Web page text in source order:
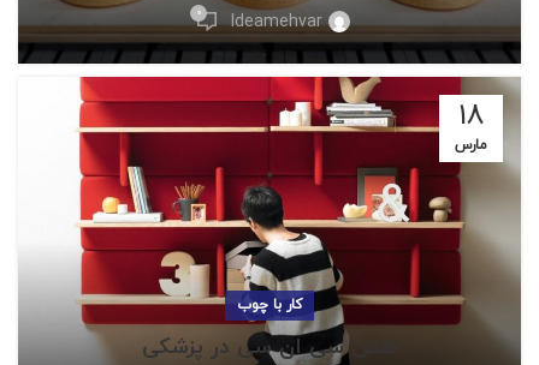
Ideamehvar
0
18
مارس
کار با چوب
نقش سی ان سی در پزشکی